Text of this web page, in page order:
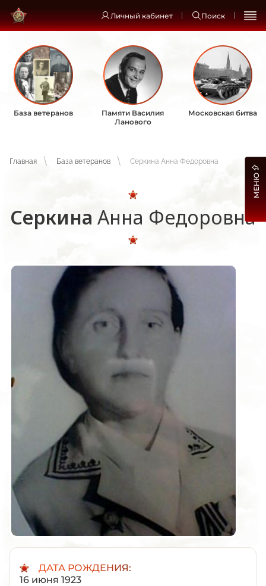
Личный кабинет Поиск
База ветеранов
Памяти Василия
Ланового
Московская битва
Главная База ветеранов Серкина Анна Федоровна
Серкина Анна Федоровна
ДАТА РОЖДЕНИЯ:
16 июня 1923
МЕНЮ